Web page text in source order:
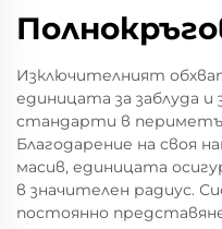
Изключителният
единицата за заблуда
стандарти в
Благодарение на своя
масив, единицата
в значителен радиус.
постоянно